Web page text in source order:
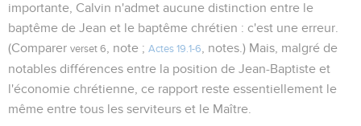
importante, Calvin n'admet aucune distinction entre le
baptême de Jean et le baptême chrétien : c'est une erreur.
(Comparer verset 6 , note ; Actes 19.1-6
, notes.) Mais, malgré de
notables différences entre la position de Jean-Baptiste et
l'économie chrétienne, ce rapport reste essentiellement le
même entre tous les serviteurs et le Maître.